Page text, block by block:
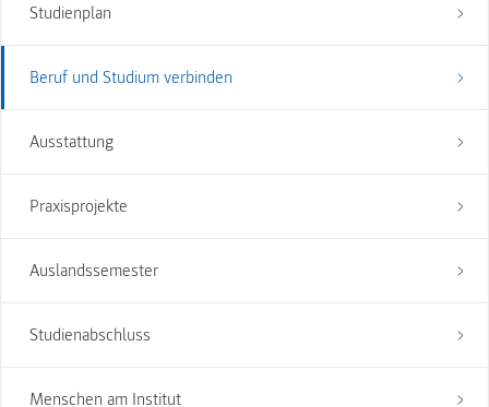
Studienplan
Beruf und Studium verbinden
Ausstattung
Praxisprojekte
Auslandssemester
Studienabschluss
Menschen am Institut